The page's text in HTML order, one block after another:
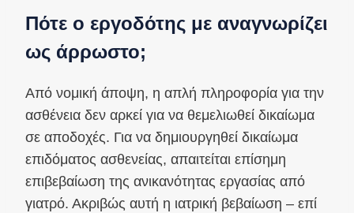
Πότε ο εργοδότης με αναγνωρίζει
ως άρρωστο;
Από νομική άποψη, η απλή πληροφορία για την
ασθένεια δεν αρκεί για να θεμελιωθεί δικαίωμα
σε αποδοχές. Για να δημιουργηθεί δικαίωμα
επιδόματος ασθενείας, απαιτείται επίσημη
επιβεβαίωση της ανικανότητας εργασίας από
γιατρό. Ακριβώς αυτή η ιατρική βεβαίωση – επί